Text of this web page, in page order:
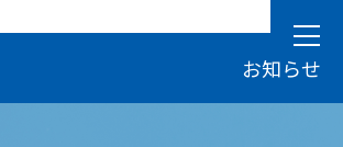
お知らせ